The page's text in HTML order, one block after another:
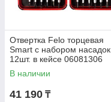
Отвертка Felo торцевая
Smart с набором насадок
12шт. в кейсе 06081306
В наличии
41 190 ₸